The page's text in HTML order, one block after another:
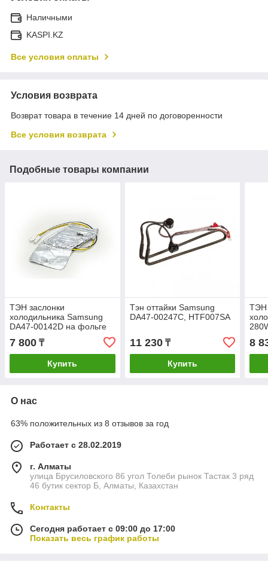
Наличными
KASPI.KZ
Все условия оплаты
Условия возврата
Возврат товара в течение 14 дней по договоренности
Все условия возврата
Подобные товары компании
ТЭН заслонки
холодильника Samsung
DA47-00142D на фольге
7 800 ₸
Купить
Тэн оттайки Samsung
DA47-00247C, HTF007SA
11 230₸
Купить
ТЭН
8
О нас
63% положительных из 8 отзывов за год
Работает с 28.02.2019
г. Алматы
улица Брусиловского 86 угол Толеби рынок Тастак 3 ряд
46 бутик сектор Б, Алматы, Казахстан
Контакты
Сегодня работает с 09:00 до 17:00
Показать весь график работы